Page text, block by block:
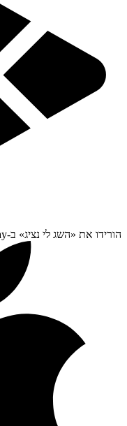
הורידו את «השג לי נציג» ב-